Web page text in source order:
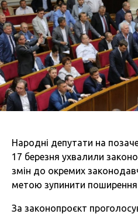
Народні депутати на
17 березня ухвалили
змін до окремих
метою зупинити поширення
За законопроєкт